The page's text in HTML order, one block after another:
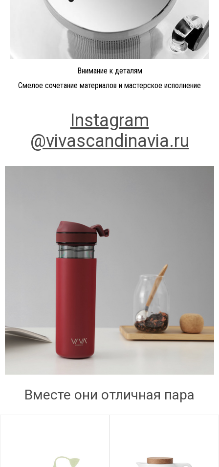
Внимание к деталям
Смелое сочетание материалов и мастерское исполнение
Instagram
@vivascandinavia.ru
Вместе они отличная пара